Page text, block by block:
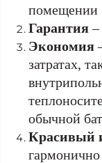
помещении
Гарантия–
Экономия
затратах,
обычной
Красивый